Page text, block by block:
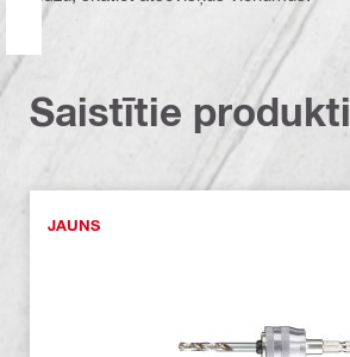
Saistītie produkti
JAUNS